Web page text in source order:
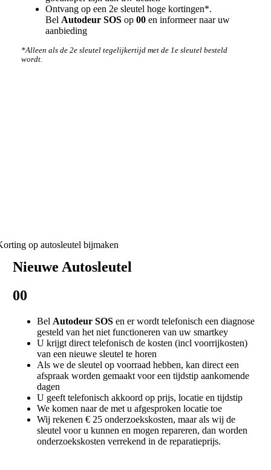
Ontvang op een 2e sleutel hoge kortingen*.
Bel Autodeur SOSop 00en informeer naar uw
aanbieding
*Alleen als de 2e sleutel tegelijkertijd met de 1e sleutel besteld
wordt.
Nieuwe Autosleutel
00
Bel Autodeur SOSen er wordt telefonisch een diagnose
gesteld van het niet functioneren van uw smartkey
U krijgt direct telefonisch de kosten (incl voorrijkosten)
van een nieuwe sleutel te horen
Als we de sleutel op voorraad hebben, kan direct een
afspraak worden gemaakt voor een tijdstip aankomende
dagen
U geeft telefonisch akkoord op prijs, locatie en tijdstip
We komen naar de met u afgesproken locatie toe
Wij rekenen € 25 onderzoekskosten, maar als wij de
sleutel voor u kunnen en mogen repareren, dan worden
onderzoekskosten verrekend in de reparatieprijs.